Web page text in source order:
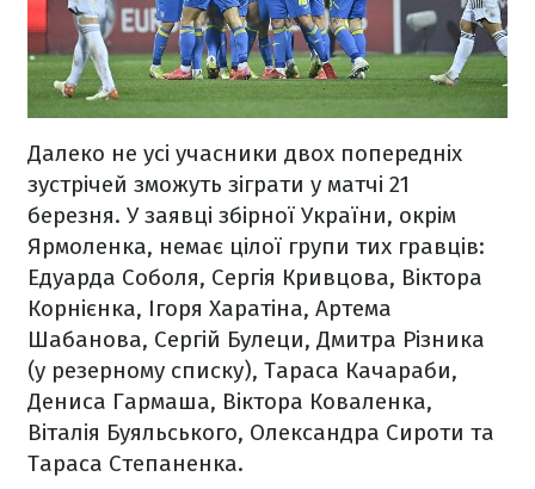
Далеко не усі учасники двох попередніх
зустрічей зможуть зіграти у матчі 21
березня. У заявці збірної України, окрім
Ярмоленка, немає цілої групи тих гравців:
Едуарда Соболя, Сергія Кривцова, Віктора
Корнієнка, Ігоря Харатіна, Артема
Шабанова, Сергій Булеци, Дмитра Різника
(у резерному списку), Тараса Качараби,
Дениса Гармаша, Віктора Коваленка,
Віталія Буяльського, Олександра Сироти та
Тараса Степаненка.